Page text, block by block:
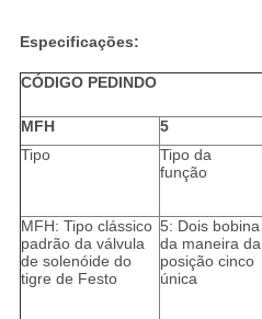
Especificações:
CÓDIGO PEDINDO
MFH 5
Tipo
Tipo da
função
MFH: Tipo clássico
padrão da válvula
de solenóide do
tigre de Festo
5: Dois bobina
da maneira da
posição cinco
única